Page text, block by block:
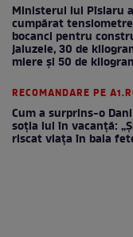
Ministerul lui Pîslaru a
cumpărat
bocanci pentru
jaluzele, 30 de
miere și 50 de
RECOMANDARE PE
Cum a surprins-o
soția lui în vacanță:
riscat viața în baia